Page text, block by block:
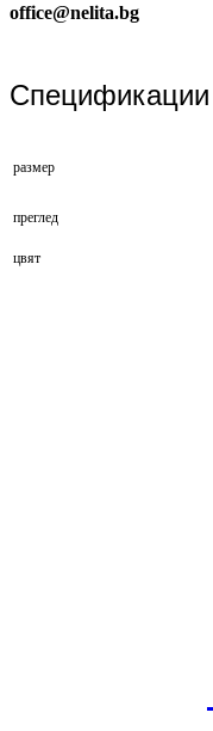
office@nelita.bg
Спецификации
размер
преглед
цвят